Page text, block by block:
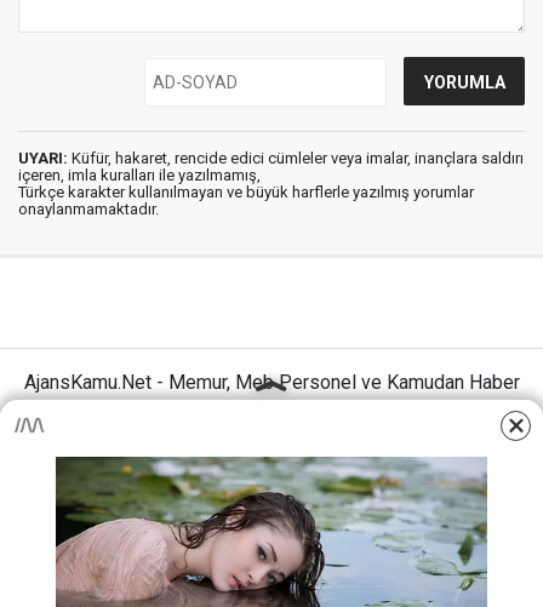
UYARI: Küfür, hakaret, rencide edici cümleler veya imalar, inançlara saldırı
içeren, imla kuralları ile yazılmamış,
Türkçe karakter kullanılmayan ve büyük harflerle yazılmış yorumlar
onaylanmamaktadır.
AjansKamu.Net - Memur, Meb Personel ve Kamudan Haber
Anasayfa Künye İletişim
Gizlilik İlkeleri
Sitene Ekle
MEB Personel – Öğretmen Haberleri